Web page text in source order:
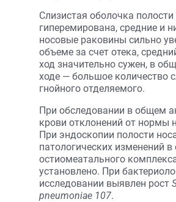
Слизистая оболочка полости
гиперемирована, средние и
носовые раковины сильно
объеме за счет отека,
ход значительно сужен, в
ходе — большое количество
гнойного отделяемого.
При обследовании в общем
крови отклонений от нормы
При эндоскопии полости
патологических изменений в
остиомеатального
установлено. При
исследовании выявлен рост
pneumoniae 107.